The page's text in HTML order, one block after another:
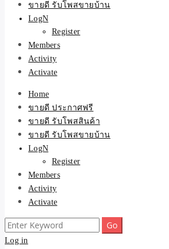
ขายดี รับโพสขายบ้าน
LogN
Register
Members
Activity
Activate
Home
ขายดี ประกาศฟรี
ขายดี รับโพสสินค้า
ขายดี รับโพสขายบ้าน
LogN
Register
Members
Activity
Activate
Search
for:
Log in